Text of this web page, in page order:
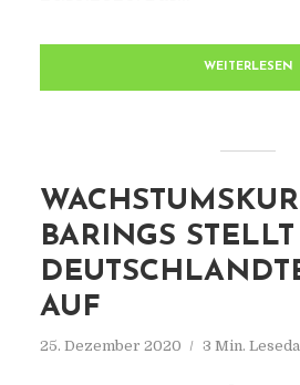
WEITERLESEN
BARINGS STELLT
AUF
25. Dezember 2020 3 Min.